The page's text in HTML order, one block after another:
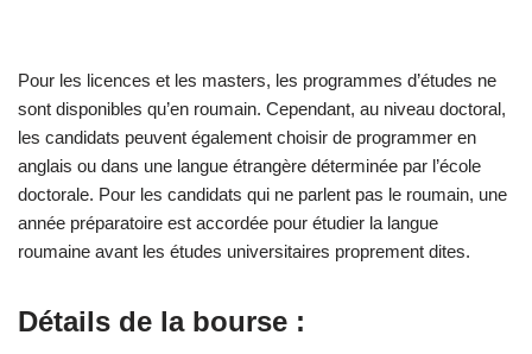
Pour les licences et les masters, les programmes d’études ne
sont disponibles qu’en roumain. Cependant, au niveau doctoral,
les candidats peuvent également choisir de programmer en
anglais ou dans une langue étrangère déterminée par l’école
doctorale. Pour les candidats qui ne parlent pas le roumain, une
année préparatoire est accordée pour étudier la langue
roumaine avant les études universitaires proprement dites.
Détails de la bourse :